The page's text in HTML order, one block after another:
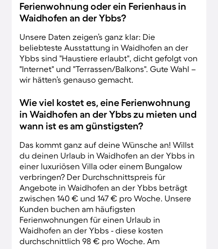
Ferienwohnung oder ein Ferienhaus in
Waidhofen an der Ybbs?
Unsere Daten zeigen’s ganz klar: Die
beliebteste Ausstattung in Waidhofen an der
Ybbs sind "Haustiere erlaubt", dicht gefolgt von
"Internet" und "Terrassen/Balkons". Gute Wahl –
wir hätten’s genauso gemacht.
Wie viel kostet es, eine Ferienwohnung
in Waidhofen an der Ybbs zu mieten und
wann ist es am günstigsten?
Das kommt ganz auf deine Wünsche an! Willst
du deinen Urlaub in Waidhofen an der Ybbs in
einer luxuriösen Villa oder einem Bungalow
verbringen? Der Durchschnittspreis für
Angebote in Waidhofen an der Ybbs beträgt
zwischen 140 € und 147 € pro Woche. Unsere
Kunden buchen am häufigsten
Ferienwohnungen für einen Urlaub in
Waidhofen an der Ybbs - diese kosten
durchschnittlich 98 € pro Woche. Am